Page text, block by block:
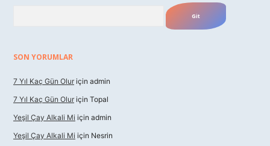
SON YORUMLAR
7 Yıl Kaç Gün Olur için admin
7 Yıl Kaç Gün Olur için Topal
Yeşil Çay Alkali Mi için admin
Yeşil Çay Alkali Mi için Nesrin